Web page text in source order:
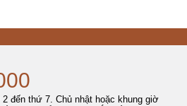
đến thứ 7. Chủ nhật hoặc khung giờ